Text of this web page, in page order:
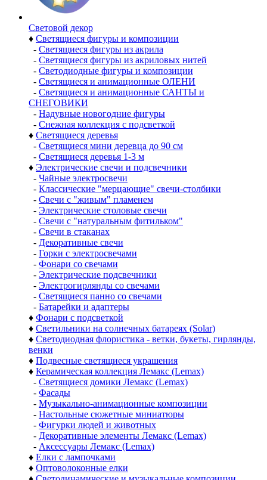
Световой декор
♦ Светящиеся фигуры и композиции
- Светящиеся фигуры из акрила
- Светящиеся фигуры из акриловых нитей
- Светодиодные фигуры и композиции
- Светящиеся и анимационные ОЛЕНИ
- Светящиеся и анимационные САНТЫ и
СНЕГОВИКИ
- Надувные новогодние фигуры
- Снежная коллекция с подсветкой
♦ Светящиеся деревья
- Светящиеся мини деревца до 90 см
- Светящиеся деревья 1-3 м
♦ Электрические свечи и подсвечники
- Чайные электросвечи
- Классические "мерцающие" свечи-столбики
- Свечи с "живым" пламенем
- Электрические столовые свечи
- Свечи с "натуральным фитильком"
- Свечи в стаканах
- Декоративные свечи
- Горки с электросвечами
- Фонари со свечами
- Электрические подсвечники
- Электрогирлянды со свечами
- Светящиеся панно со свечами
- Батарейки и адаптеры
♦ Фонари с подсветкой
♦ Светильники на солнечных батареях (Solar)
♦ Светодиодная флористика - ветки, букеты, гирлянды,
венки
♦ Подвесные светящиеся украшения
♦ Керамическая коллекция Лемакс (Lemax)
- Светящиеся домики Лемакс (Lemax)
- Фасады
- Музыкально-анимационные композиции
- Настольные сюжетные миниатюры
- Фигурки людей и животных
- Декоративные элементы Лемакс (Lemax)
- Аксессуары Лемакс (Lemax)
♦ Елки с лампочками
♦ Оптоволоконные елки